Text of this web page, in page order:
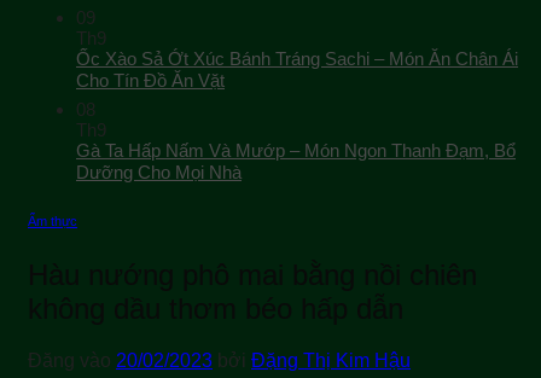
Gỏi
Cá
Tráng
09
Th9
Ốc Xào Sả Ớt Xúc Bánh Tráng Sachi – Món Ăn Chân Ái
Cho Tín Đồ Ăn Vặt
08
Th9
Gà Ta Hấp Nấm Và Mướp – Món Ngon Thanh Đạm, Bổ
Dưỡng Cho Mọi Nhà
Ẩm thực
Hàu nướng phô mai bằng nồi chiên
không dầu thơm béo hấp dẫn
Đăng vào 20/02/2023 bởi Đặng Thị Kim Hậu